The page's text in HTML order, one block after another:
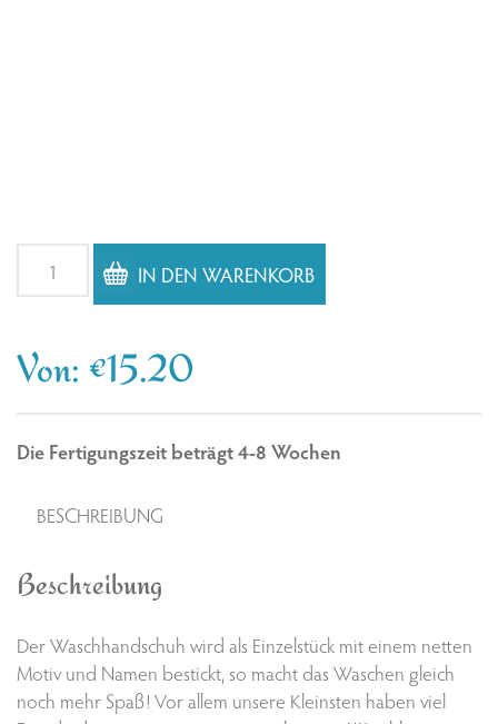
Waschhandschuh
Bagger,
Betonmischer,
Walze,
IN DEN WARENKORB
Von: €15.20
Die Fertigungszeit beträgt 4-8 Wochen
BESCHREIBUNG
Beschreibung
Der Waschhandschuh wird als Einzelstück mit einem netten
Motiv und Namen bestickt, so macht das Waschen gleich
noch mehr Spaß! Vor allem unsere Kleinsten haben viel